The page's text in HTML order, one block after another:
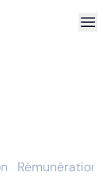
Rémunération